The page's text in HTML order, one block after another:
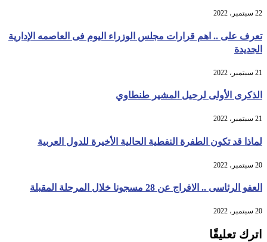
22 سبتمبر، 2022
تعرف على .. اهم قرارات مجلس الوزراء اليوم فى العاصمه الإدارية
الجديدة
21 سبتمبر، 2022
الذكرى الأولى لرحيل المشير طنطاوي
21 سبتمبر، 2022
لماذا قد تكون الطفرة النفطية الحالية الأخيرة للدول العربية
20 سبتمبر، 2022
العفو الرئاسى .. الافراج عن 28 مسجونا خلال المرحلة المقبلة
20 سبتمبر، 2022
اترك تعليقًا